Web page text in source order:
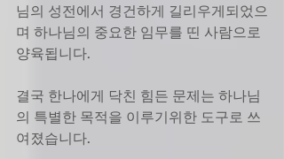
님의 성전에서 경건하게 길리우게되었으
며 하나님의 중요한 임무를 띤 사람으로
양육됩니다.
결국 한나에게 닥친 힘든 문제는 하나님
의 특별한 목적을 이루기위한 도구로 쓰
여졌습니다.